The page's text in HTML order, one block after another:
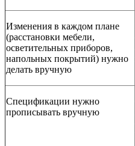
Изменения в каждом плане
(расстановки мебели,
осветительных приборов,
напольных покрытий) нужно
делать вручную
Спецификации нужно
прописывать вручную